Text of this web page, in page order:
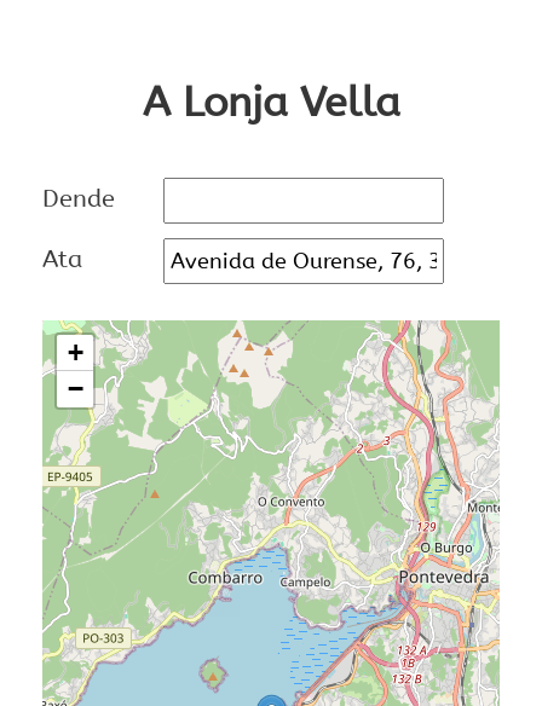
A Lonja Vella
Dende
Ata
+
−